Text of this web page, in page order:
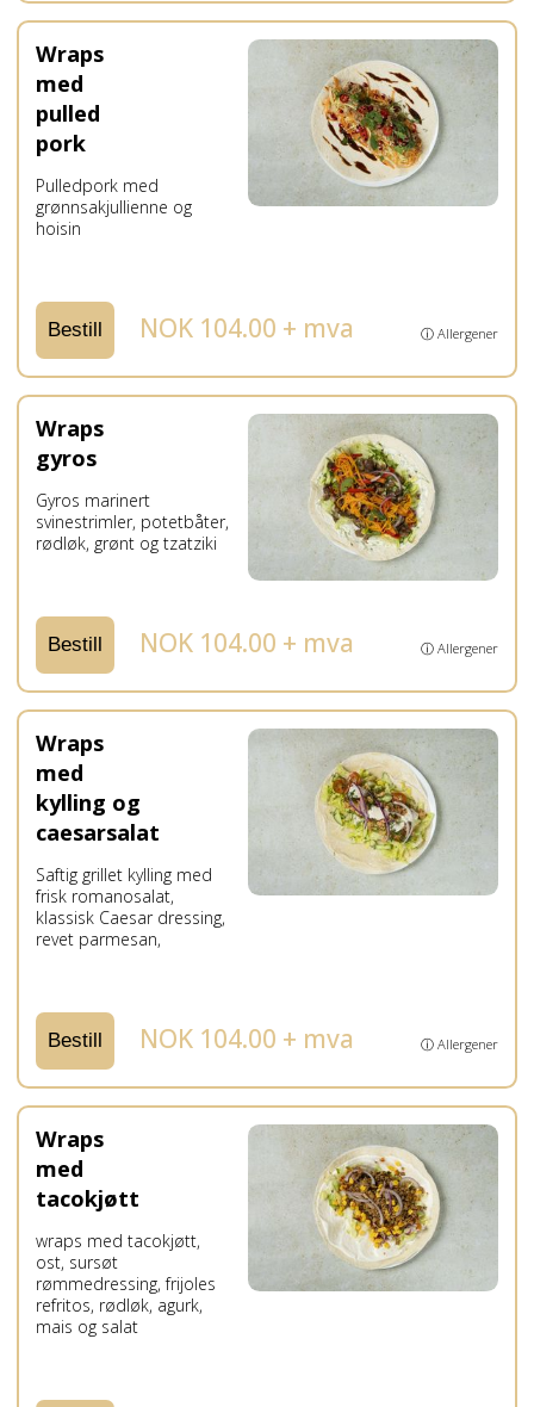
Wraps
med
pulled
pork
Pulledpork med
grønnsakjullienne og
hoisin
Bestill NOK 104.00 + mva ⓘ Allergener
Wraps
gyros
Gyros marinert
svinestrimler, potetbåter,
rødløk, grønt og tzatziki
Bestill NOK 104.00 + mva ⓘ Allergener
Wraps
med
kylling og
caesarsalat
Saftig grillet kylling med
frisk romanosalat,
klassisk Caesar dressing,
revet parmesan,
Bestill NOK 104.00 + mva ⓘ Allergener
Wraps
med
tacokjøtt
wraps med tacokjøtt,
ost, sursøt
rømmedressing, frijoles
refritos, rødløk, agurk,
mais og salat